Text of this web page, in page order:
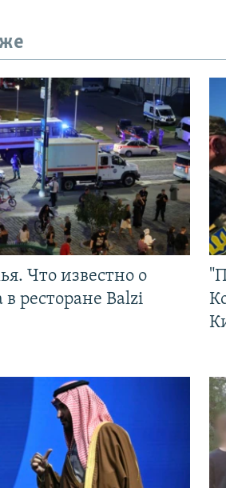
Что известно о
ресторане Balzi